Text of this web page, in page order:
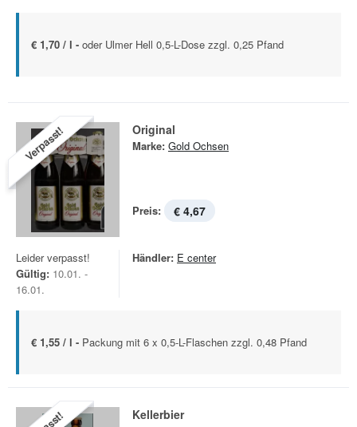
€ 1,70 / l - oder Ulmer Hell 0,5-L-Dose zzgl. 0,25 Pfand
Verpasst! Original
Marke: Gold Ochsen
Preis: € 4,67
Leider verpasst!
Gültig: 10.01. -
16.01.
Händler: E center
€ 1,55 / l - Packung mit 6 x 0,5-L-Flaschen zzgl. 0,48 Pfand
Kellerbier